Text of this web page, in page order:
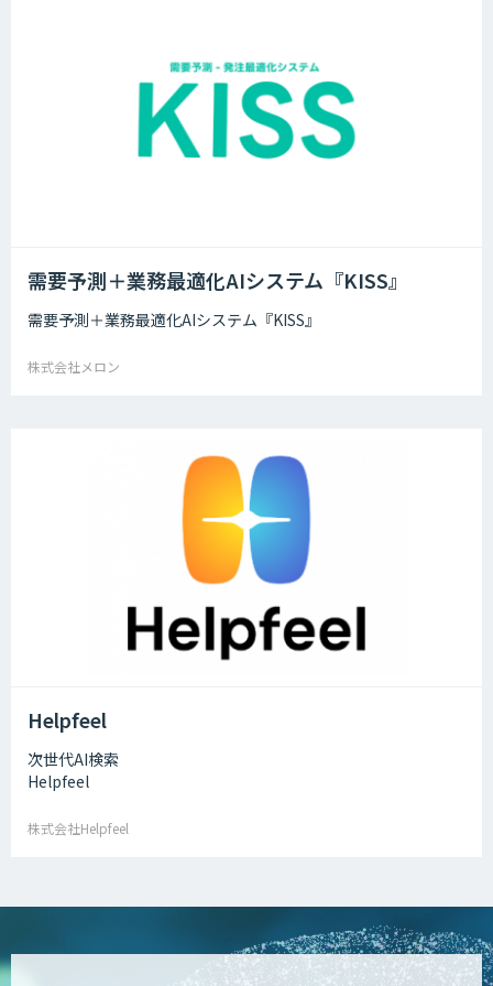
需要予測＋業務最適化AIシステム『KISS』
需要予測＋業務最適化AIシステム『KISS』
株式会社メロン
Helpfeel
次世代AI検索
Helpfeel
株式会社Helpfeel